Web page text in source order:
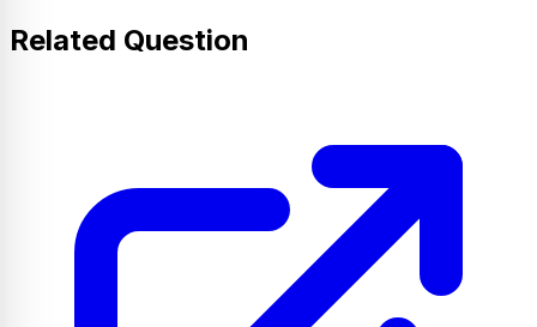
Related Question